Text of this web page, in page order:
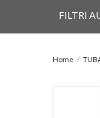
FILTRI
Home